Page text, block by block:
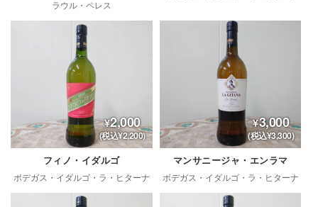
ラウル・ペレス
2,000
(税込¥2,200)
フィノ・イダルゴ
ボデガス・イダルゴ・ラ・ヒターナ
3,000
(税込¥3,300)
マンサニージャ・エンラマ
ボデガス・イダルゴ・ラ・ヒターナ